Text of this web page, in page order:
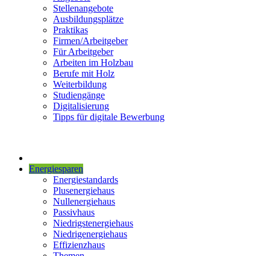
Stellenangebote
Ausbildungsplätze
Praktikas
Firmen/Arbeitgeber
Für Arbeitgeber
Arbeiten im Holzbau
Berufe mit Holz
Weiterbildung
Studiengänge
Digitalisierung
Tipps für digitale Bewerbung
Energiesparen
Energiestandards
Plusenergiehaus
Nullenergiehaus
Passivhaus
Niedrigstenergiehaus
Niedrigenergiehaus
Effizienzhaus